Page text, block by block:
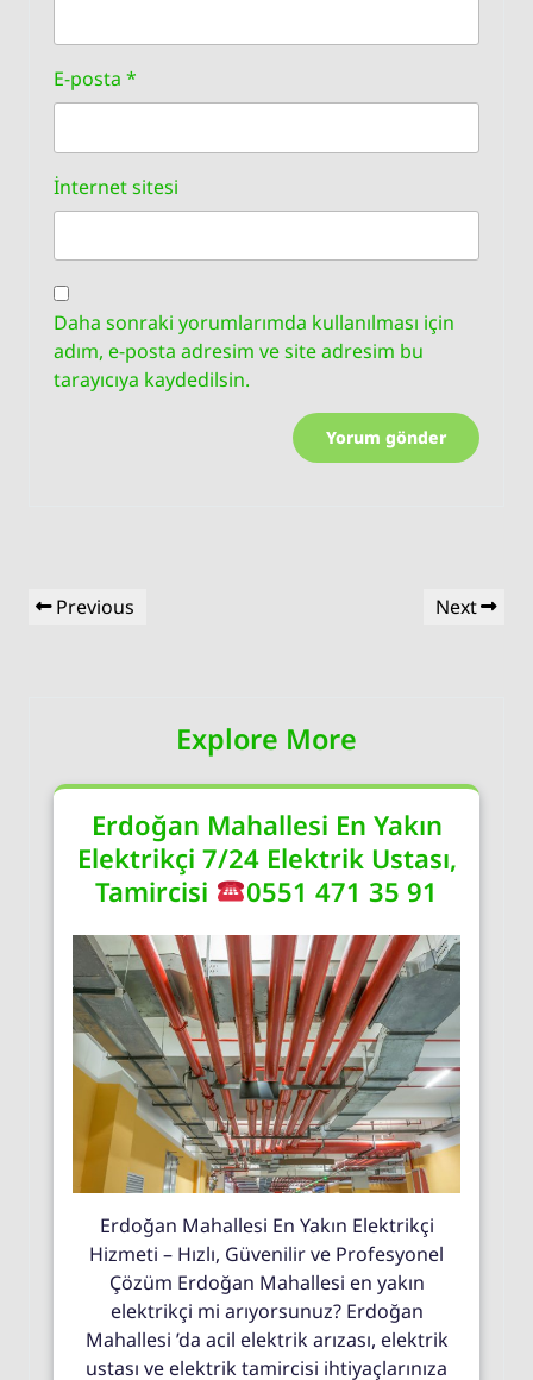
E-posta *
İnternet sitesi
Daha sonraki yorumlarımda kullanılması için
adım, e-posta adresim ve site adresim bu
tarayıcıya kaydedilsin.
Yazı
gezinmesi
Previous
Previous
Next
Next
Explore More
Erdoğan Mahallesi En Yakın
Elektrikçi 7/24 Elektrik Ustası,
Tamircisi
0551 471 35 91
Erdoğan Mahallesi En Yakın Elektrikçi
Hizmeti – Hızlı, Güvenilir ve Profesyonel
Çözüm Erdoğan Mahallesi en yakın
elektrikçi mi arıyorsunuz? Erdoğan
Mahallesi ’da acil elektrik arızası, elektrik
ustası ve elektrik tamircisi ihtiyaçlarınıza